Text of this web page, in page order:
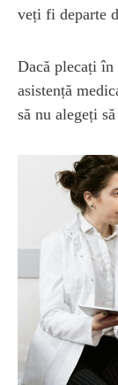
veți fi departe
Dacă plecați în
asistență
să nu alegeți